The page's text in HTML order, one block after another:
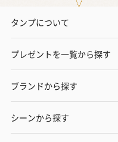
タンプについて
プレゼントを一覧から探す
ブランドから探す
シーンから探す